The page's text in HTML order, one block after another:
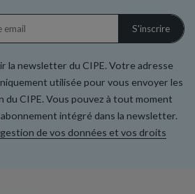
la newsletter du CIPE. Votre adresse
utilisée pour vous envoyer les
CIPE. Vous pouvez à tout moment
intégré dans la newsletter.
de vos données et vos droits